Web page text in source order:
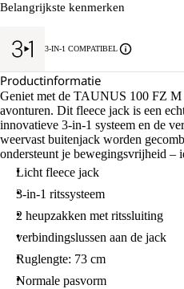
Belangrijkste kenmerken
3-IN-1 COMPATIBEL
Productinformatie
Geniet met de TAUNUS 100 FZ
avonturen. Dit fleece jack is een
innovatieve 3-in-1 systeem en de
weervast buitenjack worden
ondersteunt je bewegingsvrijheid –
Licht fleece jack
3-in-1 ritssysteem
2 heupzakken met ritssluiting
verbindingslussen aan de jack
Ruglengte: 73 cm
Normale pasvorm